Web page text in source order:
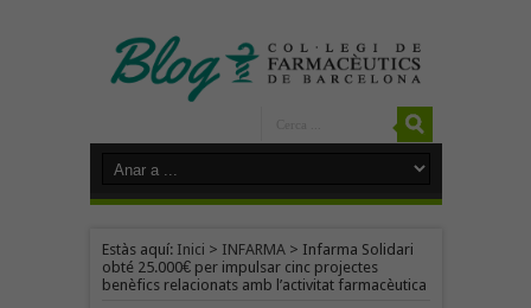
Estàs aquí: Inici > INFARMA> Infarma Solidari
obté 25.000€ per impulsar cinc projectes
benèfics relacionats amb l’activitat farmacèutica